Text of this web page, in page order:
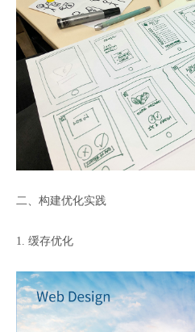
二、构建优化实践
1. 缓存优化